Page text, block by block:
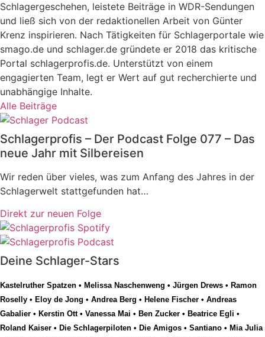
Schlagergeschehen, leistete Beiträge in WDR-Sendungen
und ließ sich von der redaktionellen Arbeit von Günter
Krenz inspirieren. Nach Tätigkeiten für Schlagerportale wie
smago.de und schlager.de gründete er 2018 das kritische
Portal schlagerprofis.de. Unterstützt von einem
engagierten Team, legt er Wert auf gut recherchierte und
unabhängige Inhalte.
Alle Beiträge
Schlagerprofis – Der Podcast Folge 077 – Das
neue Jahr mit Silbereisen
Wir reden über vieles, was zum Anfang des Jahres in der
Schlagerwelt stattgefunden hat…
Direkt zur neuen Folge
Deine Schlager-Stars
Kastelruther Spatzen • Melissa Naschenweng • Jürgen Drews • Ramon
Roselly • Eloy de Jong • Andrea Berg • Helene Fischer • Andreas
Gabalier • Kerstin Ott• Vanessa Mai • Ben Zucker • Beatrice Egli •
Roland Kaiser • Die Schlagerpiloten • Die Amigos • Santiano • Mia Julia